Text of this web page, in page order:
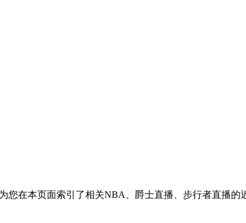
在本页面索引了相关NBA、爵士直播、步行者直播的